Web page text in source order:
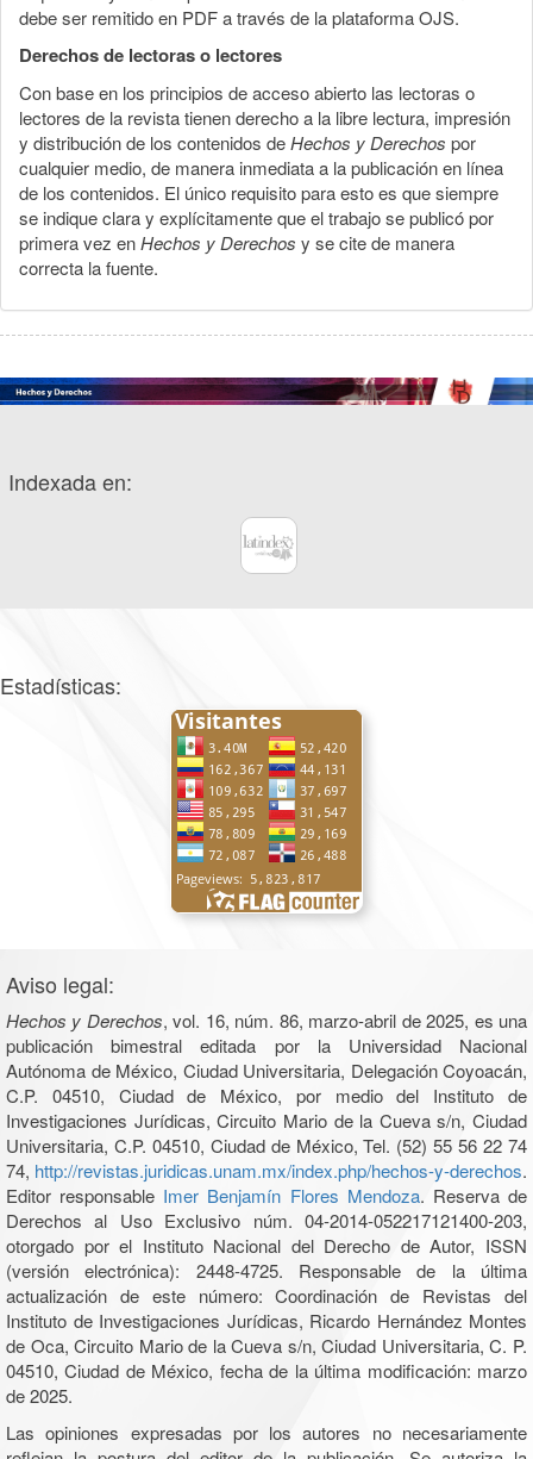
debe ser remitido en PDF a través de la plataforma OJS.
Derechos de lectoras o lectores
Con base en los principios de acceso abierto las lectoras o
lectores de la revista tienen derecho a la libre lectura, impresión
y distribución de los contenidos deHechos y Derechos por
cualquier medio, de manera inmediata a la publicación en línea
de los contenidos. El único requisito para esto es que siempre
se indique clara y explícitamente que el trabajo se publicó por
primera vez enHechos y Derechos y se cite de manera
correcta la fuente.
Indexada en:
Estadísticas:
Aviso legal:
Hechos y Derechos, vol. 16, núm. 86, marzo-abril de 2025, es una
publicación bimestral editada por la Universidad Nacional
Autónoma de México, Ciudad Universitaria, Delegación Coyoacán,
C.P. 04510, Ciudad de México, por medio del Instituto de
Investigaciones Jurídicas, Circuito Mario de la Cueva s/n, Ciudad
Universitaria, C.P. 04510, Ciudad de México, Tel. (52) 55 56 22 74
74, http://revistas.juridicas.unam.mx/index.php/hechos-y-derechos.
Editor responsable Imer Benjamín Flores Mendoza. Reserva de
Derechos al Uso Exclusivo núm. 04-2014-052217121400-203,
otorgado por el Instituto Nacional del Derecho de Autor, ISSN
(versión electrónica): 2448-4725. Responsable de la última
actualización de este número: Coordinación de Revistas del
Instituto de Investigaciones Jurídicas, Ricardo Hernández Montes
de Oca, Circuito Mario de la Cueva s/n, Ciudad Universitaria, C. P.
04510, Ciudad de México, fecha de la última modificación: marzo
de 2025.
Las opiniones expresadas por los autores no necesariamente